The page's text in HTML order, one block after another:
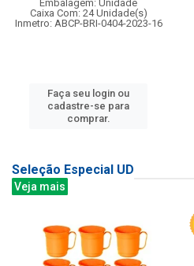
Embalagem: Unidade
Caixa Com: 24 Unidade(s)
Inmetro: ABCP-BRI-0404-2023-16
Faça seu login ou
cadastre-se para
comprar.
Seleção Especial UD
Veja mais